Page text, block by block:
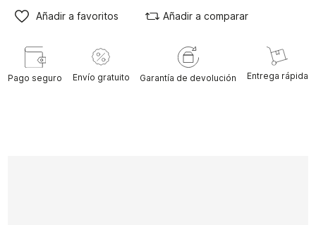
Añadir a favoritos Añadir a comparar
Pago seguro Envío gratuito Garantía de devolución Entrega rápida